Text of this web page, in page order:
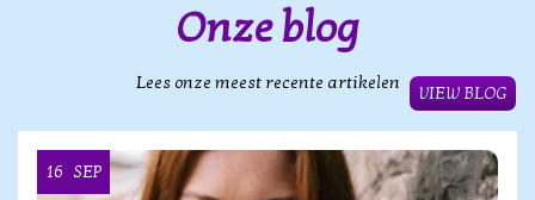
Onze blog
Lees onze meest recente artikelen
VIEW BLOG
16 SEP